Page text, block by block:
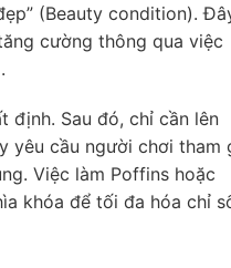
(Beauty condition).
cường thông qua việc
định. Sau đó, chỉ cần lên
yêu cầu người chơi tham
Việc làm Poffins hoặc
khóa để tối đa hóa chỉ